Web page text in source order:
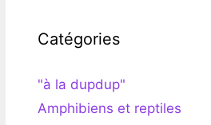
Catégories
"à la dupdup"
Amphibiens et reptiles